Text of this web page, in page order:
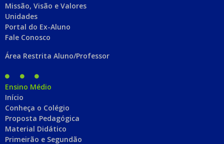
Missão, Visão e Valores
Unidades
Portal do Ex-Aluno
Fale Conosco
Área Restrita Aluno/Professor
Ensino Médio
Início
Conheça o Colégio
Proposta Pedagógica
Material Didático
Primeirão e Segundão